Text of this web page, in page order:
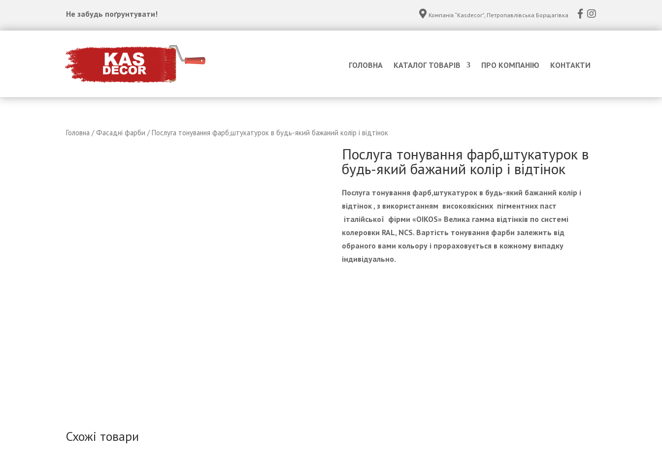
Не забудь поґрунтувати! Компанія “Kasdecor”, Петропавлівська Борщагівка
ГОЛОВНА КАТАЛОГ ТОВАРІВ ПРО КОМПАНІЮ КОНТАКТИ
Головна /Фасадні фарби / Послуга тонування фарб,штукатурок в будь-який бажаний колір і відтінок
Послуга тонування фарб,штукатурок в
будь-який бажаний колір і відтінок
Послуга тонування фарб,штукатурок в будь-який бажаний колір і
відтінок , з використанням високоякісних пігментних паст
італійської фірми «OIKOS» Велика гамма відтінків по системі
колеровки RAL, NCS. Вартість тонування фарби залежить від
обраного вами кольору і прораховується в кожному випадку
індивідуально.
Схожі товари